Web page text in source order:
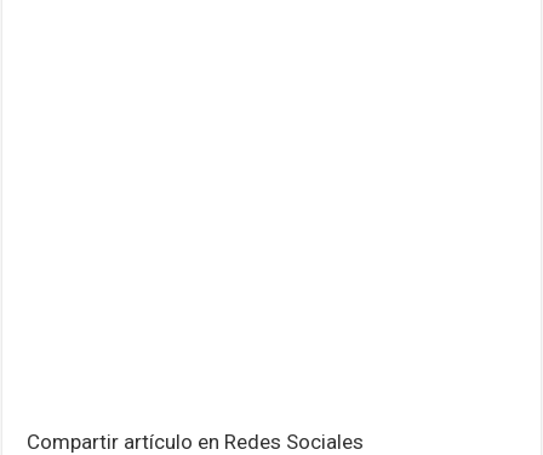
Compartir artículo en Redes Sociales